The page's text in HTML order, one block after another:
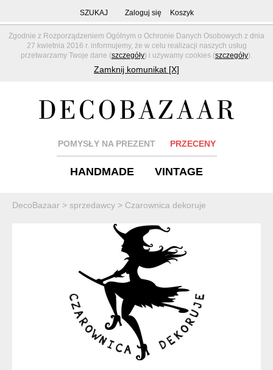
Zgodnie z Rozporządzeniem Ogólnym o Ochronie Danych Osobowych z dnia
27 kwietnia 2016 r. informujemy, że w celu realizacji naszych usług
przetwarzamy Twoje dane (szczegóły) i używamy cookies (szczegóły).
Zamknij komunikat [X]
SZUKAJ Zaloguj się Koszyk
POMYSŁY NA PREZENT PRZECENY
HANDMADE VINTAGE
DecoBazaar > sprzedawcy > Czarownica dekoruje